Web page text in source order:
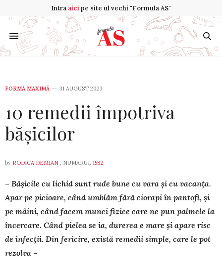
Intra aicipe site ul vechi "Formula AS"
FORMĂ MAXIMĂ 31 AUGUST 2023
10 remedii împotriva
bășicilor
by RODICA DEMIAN , NUMĂRUL 1582
– Bășicile cu lichid sunt rude bune cu vara și cu vacanța.
Apar pe picioare, când umblăm fără ciorapi în pantofi, și
pe mâini, când facem munci fizice care ne pun palmele la
în­cercare. Când pielea se ia, durerea e mare și apare risc
de infecții. Din fericire, există remedii simple, care le pot
rezolva –